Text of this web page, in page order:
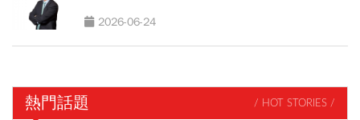
2026-06-24
熱門話題 / HOT STORIES /